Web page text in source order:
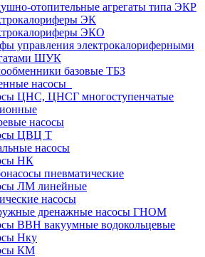
отопительные агрегаты типа ЭКР
ЭК
ЭКО
управления электрокалориферными
ШУК
базовые ТБЗ
насосы
ЦНС, ЦНСГ многоступенчатые
насосы
ЦВЦ Т
насосы
НК
пневматические
ЛМ линейные
насосы
дренажные насосы ГНОМ
ВВН вакуумные водокольцевые
Нку
КМ